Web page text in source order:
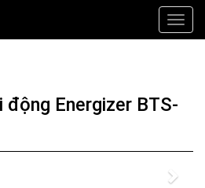
Energizer BTS-